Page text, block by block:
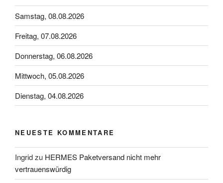
Samstag, 08.08.2026
Freitag, 07.08.2026
Donnerstag, 06.08.2026
Mittwoch, 05.08.2026
Dienstag, 04.08.2026
NEUESTE KOMMENTARE
Ingridzu HERMES Paketversand nicht mehr
vertrauenswürdig